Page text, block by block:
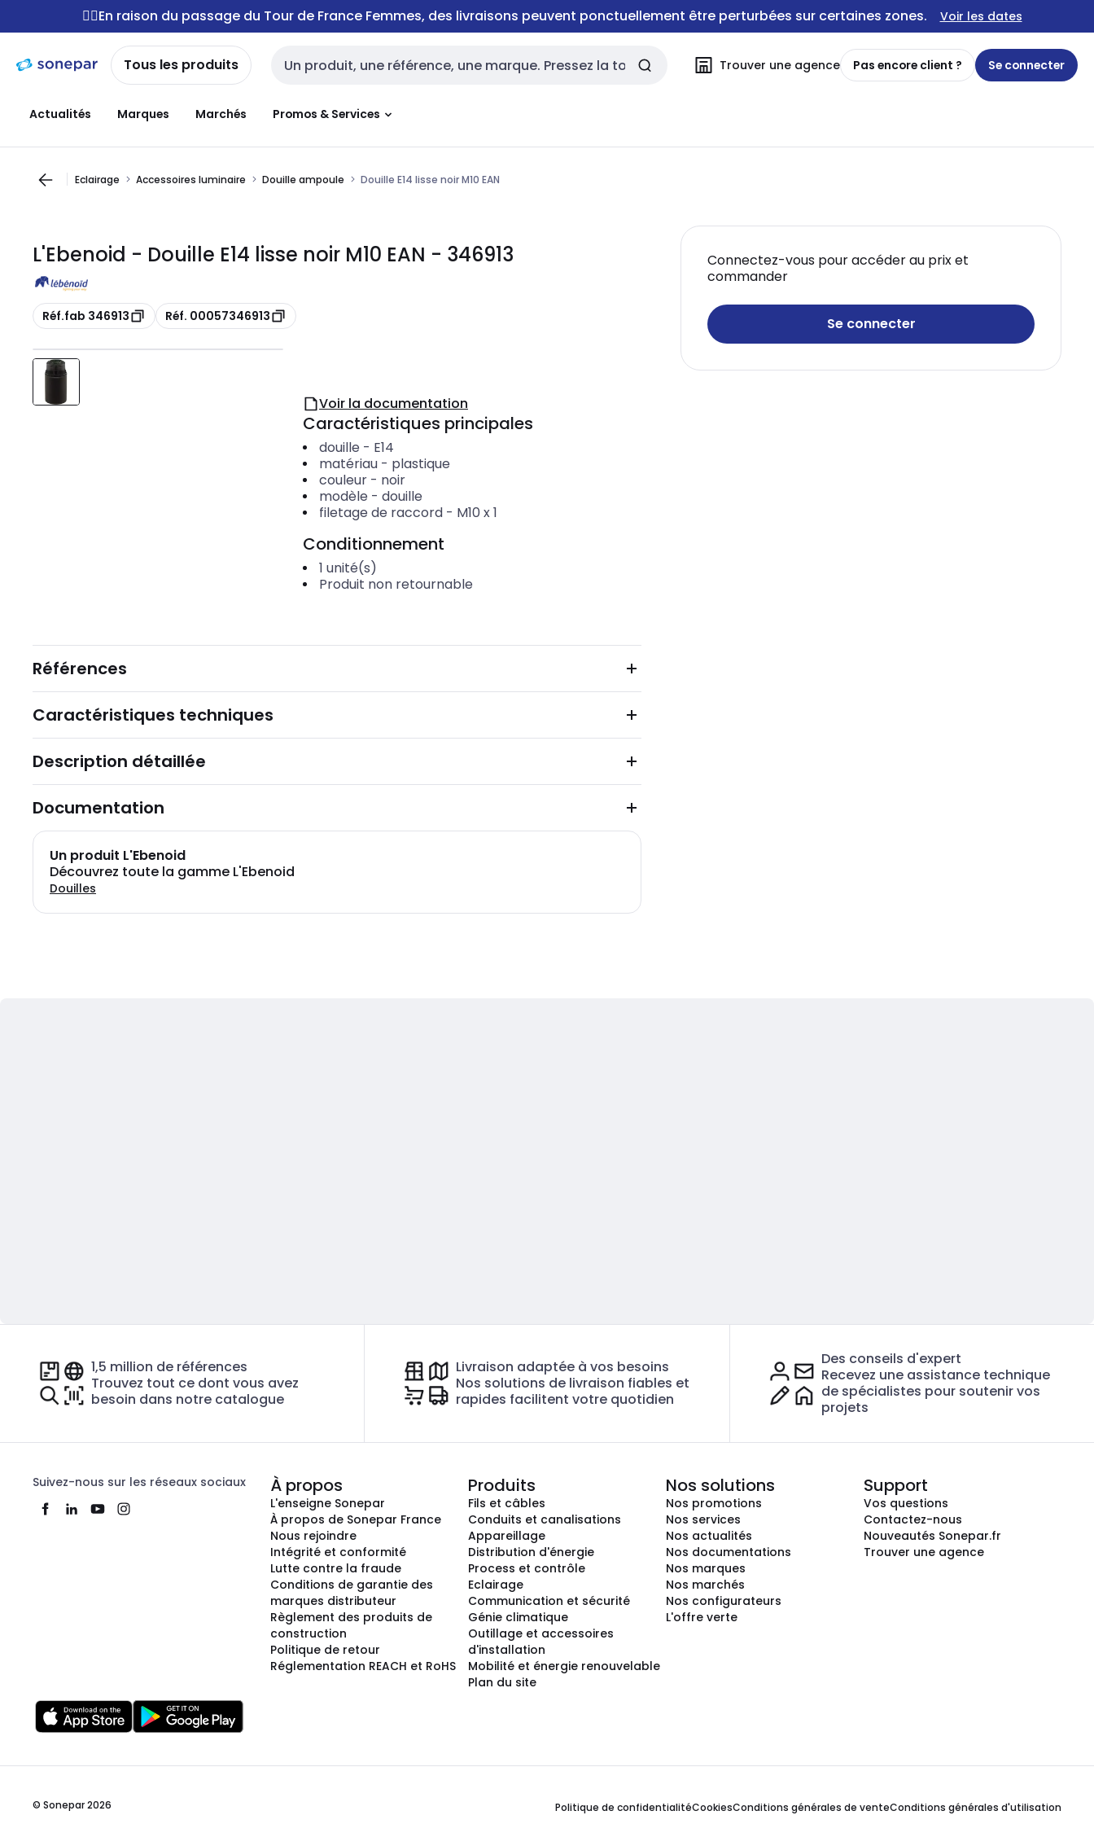
navigation
Passer
au
contenu
🚴‍♂️En raison du passage du Tour de France Femmes, des livraisons peuvent ponctuellement être perturbées sur certaines zones. Voir les dates
Tous les produits Entrée de recherche Trouver une agence Pas encore client ? Se connecter
Actualités Marques Marchés Promos & Services
Eclairage Accessoires luminaire Douille ampoule Douille E14 lisse noir M10 EAN
L'Ebenoid - Douille E14 lisse noir M10 EAN - 346913
Copie
Réf.fab 346913 Copie
Réf. 00057346913
Connectez-vous pour accéder au prix et
commander
Se connecter
Voir la documentation
Caractéristiques principales
douille - E14
matériau- plastique
couleur- noir
modèle - douille
filetage de raccord- M10 x 1
Conditionnement
1 unité(s)
Produit non retournable
Références
Caractéristiques techniques
Description détaillée
Documentation
Un produit L'Ebenoid
Découvrez toute la gamme L'Ebenoid
Douilles
1,5 million de références
Trouvez tout ce dont vous avez
besoin dans notre catalogue
Livraison adaptée à vos besoins
Nos solutions de livraison fiables et
rapides facilitent votre quotidien
Des conseils d'expert
Recevez une assistance technique
de spécialistes pour soutenir vos
projets
Suivez-nous sur les réseaux sociaux À propos
L'enseigne Sonepar
À propos de Sonepar France
Nous rejoindre
Intégrité et conformité
Lutte contre la fraude
Conditions de garantie des
marques distributeur
Règlement des produits de
construction
Politique de retour
Réglementation REACH et RoHS
Produits
Fils et câbles
Conduits et canalisations
Appareillage
Distribution d'énergie
Process et contrôle
Eclairage
Communication et sécurité
Génie climatique
Outillage et accessoires
d'installation
Mobilité et énergie renouvelable
Plan du site
Nos solutions
Nos promotions
Nos services
Nos actualités
Nos documentations
Nos marques
Nos marchés
Nos configurateurs
L'offre verte
Support
Vos questions
Contactez-nous
Nouveautés Sonepar.fr
Trouver une agence
© Sonepar 2026 Politique de confidentialitéCookiesConditions générales de venteConditions générales d'utilisation